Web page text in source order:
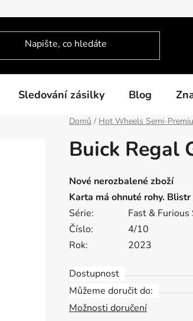
Sledování zásilky Blog
Domů / Hot Wheels Semi-
Buick Regal
Nové nerozbalené zboží
Karta má ohnuté rohy.
Série:
Fast & Furious
Číslo:
4/10
Rok:
2023
Dostupnost
Můžeme doručit do:
Možnosti doručení